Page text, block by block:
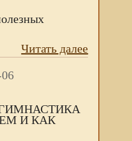
Читать далее
И КАК